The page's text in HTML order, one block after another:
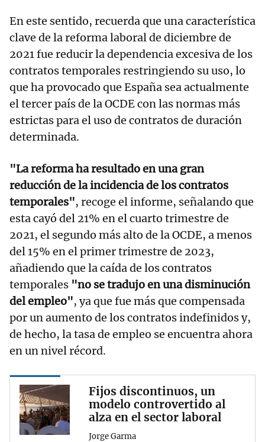
En este sentido, recuerda que una característica
clave de la reforma laboral de diciembre de
2021 fue reducir la dependencia excesiva de los
contratos temporales restringiendo su uso, lo
que ha provocado que España sea actualmente
el tercer país de la OCDE con las normas más
estrictas para el uso de contratos de duración
determinada.
"La reforma ha resultado en una gran
reducción de la incidencia de los contratos
temporales", recoge el informe, señalando que
esta cayó del 21% en el cuarto trimestre de
2021, el segundo más alto de la OCDE, a menos
del 15% en el primer trimestre de 2023,
añadiendo que la caída de los contratos
temporales "no se tradujo en una disminución
del empleo", ya que fue más que compensada
por un aumento de los contratos indefinidos y,
de hecho, la tasa de empleo se encuentra ahora
en un nivel récord.
Fijos discontinuos, un
modelo controvertido al
alza en el sector laboral
Jorge Garma